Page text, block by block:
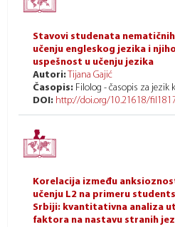
Stavovi studenata
učenju engleskog jezika i
uspešnost u učenju jezika
Autori: Tijana Gajić
Časopis: Filolog - časopis za
DOI: http://doi.org/10.21618/
Korelacija između
učenju L2 na primeru
Srbiji: kvantitativna analiza
faktora na nastavu stranih